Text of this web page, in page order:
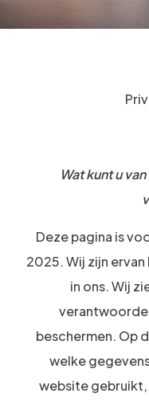
Wat kunt u
Deze pagina is
2025. Wij zijn
in ons. Wij
beschermen. Op
welke
website